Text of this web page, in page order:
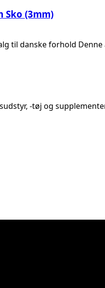
Sko (3mm)
til danske forhold
-tøj og